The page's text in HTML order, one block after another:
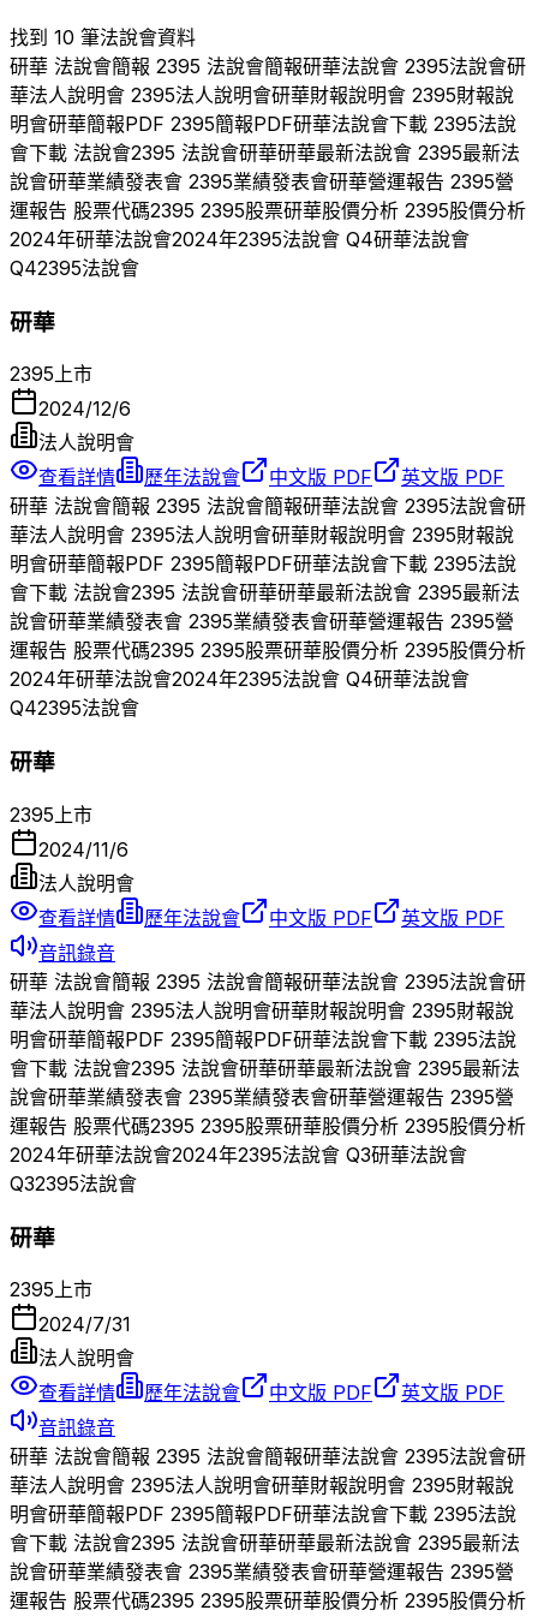
找到 10 筆法說會資料
研華 法說會簡報 2395 法說會簡報研華法說會 2395法說會研
華法人說明會 2395法人說明會研華財報說明會 2395財報說
明會研華簡報PDF 2395簡報PDF研華法說會下載 2395法說
會下載 法說會2395 法說會研華研華最新法說會 2395最新法
說會研華業績發表會 2395業績發表會研華營運報告 2395營
運報告 股票代碼2395 2395股票研華股價分析 2395股價分析
2024年研華法說會2024年2395法說會 Q4研華法說會
Q42395法說會
研華
2395上市
2024/12/6
法人說明會
查看詳情
歷年法說會 中文版 PDF
英文版 PDF
研華 法說會簡報 2395 法說會簡報研華法說會 2395法說會研
華法人說明會 2395法人說明會研華財報說明會 2395財報說
明會研華簡報PDF 2395簡報PDF研華法說會下載 2395法說
會下載 法說會2395 法說會研華研華最新法說會 2395最新法
說會研華業績發表會 2395業績發表會研華營運報告 2395營
運報告 股票代碼2395 2395股票研華股價分析 2395股價分析
2024年研華法說會2024年2395法說會 Q4研華法說會
Q42395法說會
研華
2395 上市
2024/11/6
法人說明會
查看詳情
歷年法說會 中文版 PDF
英文版 PDF
音訊錄音
研華 法說會簡報 2395 法說會簡報研華法說會 2395法說會研
華法人說明會 2395法人說明會研華財報說明會 2395財報說
明會研華簡報PDF 2395簡報PDF研華法說會下載 2395法說
會下載 法說會2395 法說會研華研華最新法說會 2395最新法
說會研華業績發表會 2395業績發表會研華營運報告 2395營
運報告 股票代碼2395 2395股票研華股價分析 2395股價分析
2024年研華法說會2024年2395法說會 Q3研華法說會
Q32395法說會
研華
2395上市
2024/7/31
法人說明會
查看詳情
歷年法說會 中文版 PDF
英文版 PDF
音訊錄音
研華 法說會簡報 2395 法說會簡報研華法說會 2395法說會研
華法人說明會 2395法人說明會研華財報說明會 2395財報說
明會研華簡報PDF 2395簡報PDF研華法說會下載 2395法說
會下載 法說會2395 法說會研華研華最新法說會 2395最新法
說會研華業績發表會 2395業績發表會研華營運報告 2395營
運報告 股票代碼2395 2395股票研華股價分析 2395股價分析